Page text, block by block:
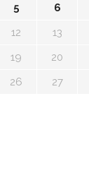
5 6
12 13
19 20
26 27